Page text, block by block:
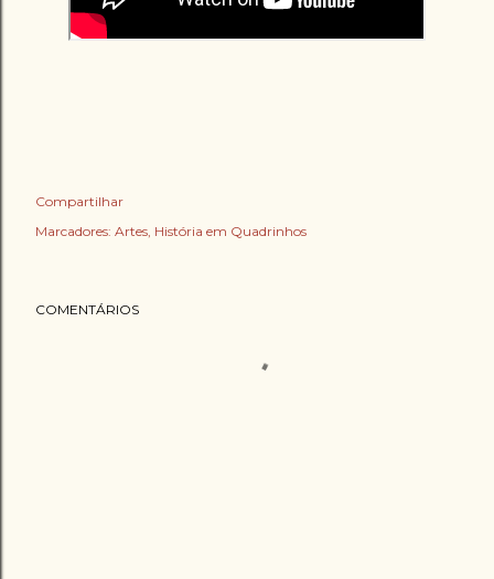
Compartilhar
Marcadores: Artes História em Quadrinhos
COMENTÁRIOS